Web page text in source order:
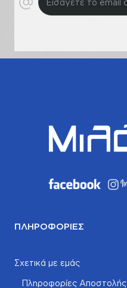
το
email
ΠΛΗΡΟΦΟΡΊΕΣ
Σχετικά με εμάς
Πληροφορίες Αποστολής